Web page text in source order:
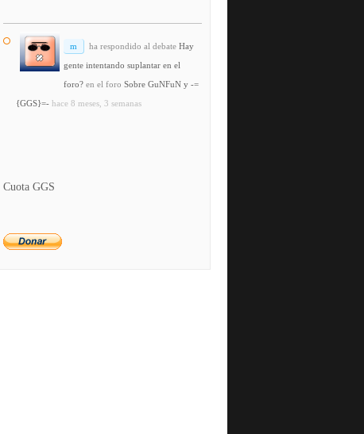
m ha respondido al debate Hay
gente intentando suplantar en el
foro? en el foro Sobre GuNFuN y -=
{GGS}=- hace 8 meses, 3 semanas
Cuota GGS